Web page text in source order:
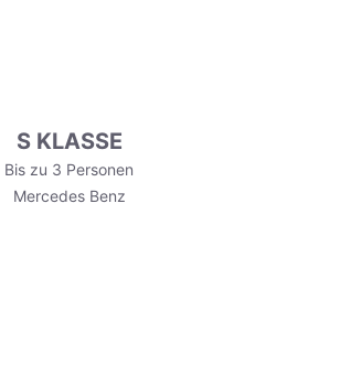
S KLASSE
Bis zu 3 Personen
Mercedes Benz